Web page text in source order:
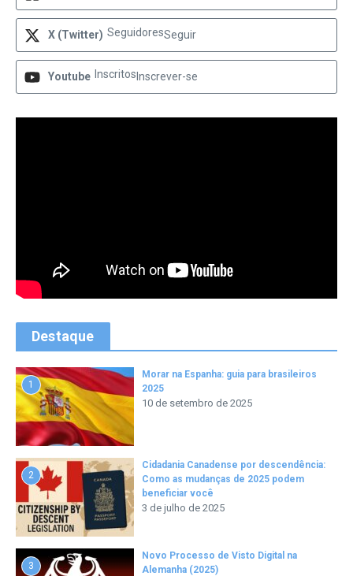
X (Twitter) SeguidoresSeguir
Youtube Inscritos Inscrever-se
Destaque
1
Morar na Espanha: guia para brasileiros
2025
10 de setembro de 2025
2
Cidadania Canadense por descendência:
Como as mudanças de 2025 podem
beneficiar você
3 de julho de 2025
3
Novo Processo de Visto Digital na
Alemanha (2025)